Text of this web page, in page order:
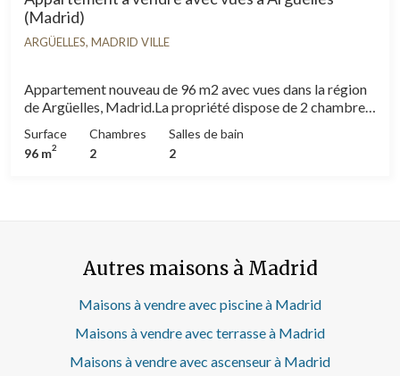
(Madrid)
ARGÜELLES, MADRID VILLE
Appartement nouveau de 96 m2 avec vues dans la région
de Argüelles, Madrid.La propriété dispose de 2 chambres,
armoires intégrées, chauffage et salle de stockage.
Surface
96 m2
Chambres
2
Salles de bain
2
Autres maisons à Madrid
Maisons à vendre avec piscine à Madrid
Maisons à vendre avec terrasse à Madrid
Maisons à vendre avec ascenseur à Madrid